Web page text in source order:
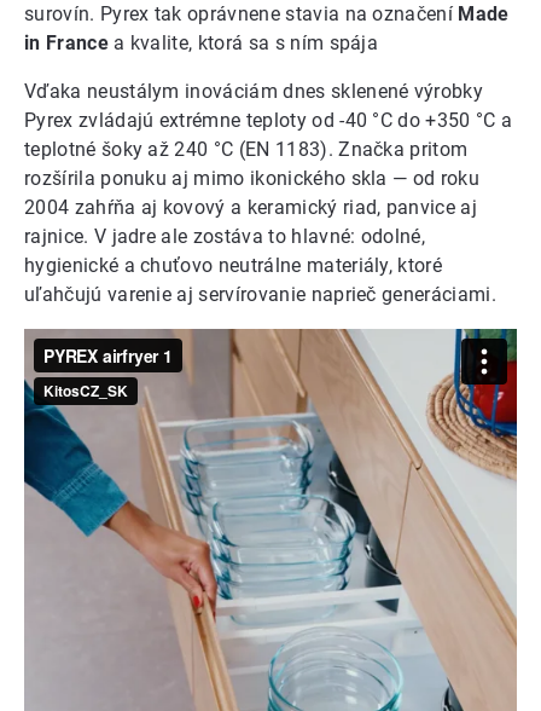
surovín. Pyrex tak oprávnene stavia na označení Made
in France a kvalite, ktorá sa s ním spája
Vďaka neustálym inováciám dnes sklenené výrobky
Pyrex zvládajú extrémne teploty od -40 °C do +350 °C a
teplotné šoky až 240 °C (EN 1183). Značka pritom
rozšírila ponuku aj mimo ikonického skla — od roku
2004 zahŕňa aj kovový a keramický riad, panvice aj
rajnice. V jadre ale zostáva to hlavné: odolné,
hygienické a chuťovo neutrálne materiály, ktoré
uľahčujú varenie aj servírovanie naprieč generáciami.